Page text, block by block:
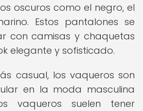
oscuros como el negro, el
Estos pantalones se
con camisas y chaquetas
elegante y sofisticado.
casual, los vaqueros son
en la moda masculina
vaqueros suelen tener